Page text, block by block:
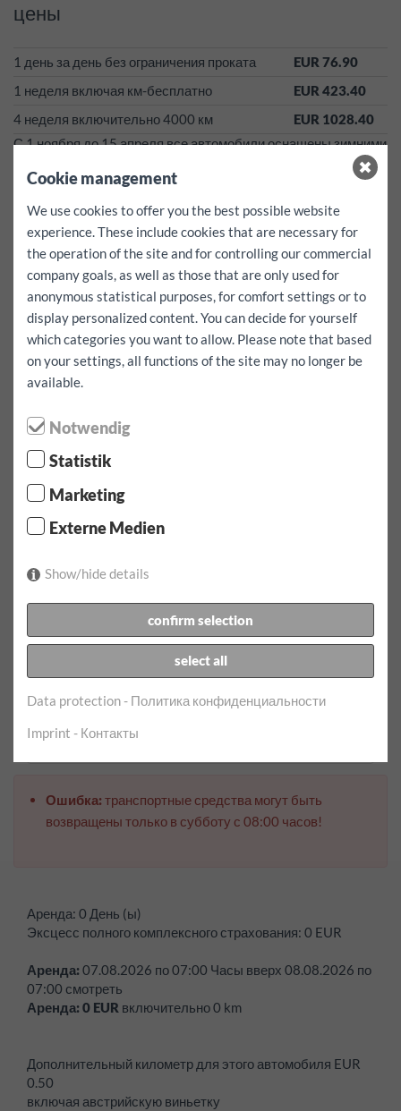
цены
1 день за день без ограничения проката
EUR 76.90
1 неделя включая км-бесплатно
EUR 423.40
4 неделя включительно 4000 км
EUR 1028.40
С 1 ноября до 15 апреля все автомобили оснащены зимними
Налоги, страховки, сборы за исполнение контракта и за
зимние шины уже включены!*
Дополнительный километр для этого автомобиля EUR
0.50
депозит:500 EUR
франшиза за каждый ущерб 0EUR
Нет франшизы!
Бесплатные услуги:такие как устройство для навигации,
детское сиденье и ремень для крепления можно
Наличие не гарантируется.
Выберите период аренды / километр
Дата получения:
Ошибка: транспортные средства могут быть
возвращены только в субботу с 08:00 часов!
Аренда: 0 День (ы)
Эксцесс полного комплексного страхования: 0 EUR
Аренда:07.08.2026 по07:00 Часы вверх 08.08.2026 по
07:00 смотреть
Аренда:0 EUR включительно0 km
Дополнительный километр для этого автомобиля EUR
0.50
включая австрийскую виньетку
Cookie management
We use cookies to offer you the best possible website
experience. These include cookies that are necessary for
the operation of the site and for controlling our commercial
company goals, as well as those that are only used for
anonymous statistical purposes, for comfort settings or to
display personalized content. You can decide for yourself
which categories you want to allow. Please note that based
on your settings, all functions of the site may no longer be
available.
Notwendig
Statistik
Marketing
Externe Medien
Show/hide details
confirm selection
select all
Data protection - Политика конфиденциальности
Imprint - Контакты